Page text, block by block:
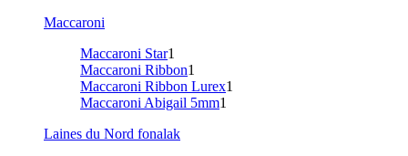
Maccaroni
Maccaroni Star1
Maccaroni Ribbon1
Maccaroni Ribbon Lurex1
Maccaroni Abigail 5mm1
Laines du Nord fonalak